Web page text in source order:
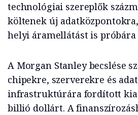
technológiai szereplők
költenek új
helyi áramellátást is próbára
A Morgan Stanley becslése
chipekre, szerverekre és
infrastruktúrára fordított
billió dollárt. A